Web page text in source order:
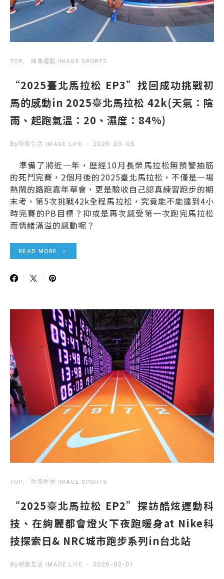
TOP 映像運動 IMAGE SPORTS
“2025臺北馬拉松 EP3”找回成功挑戰初
馬的感動in 2025臺北馬拉松 42k(天氣：陰
雨、起跑氣溫：20、濕度：84%)
By 映像生活 IMAGE LIFE 2026-03-05
準備了將近一年，歷經10月長榮馬拉松無預警抽筋
的死鬥完賽，2個月後的2025臺北馬拉松，不僅是一場
熱鬧的路跑嘉年華會，更是驗收自己認真練習跑步的期
末考，第5次挑戰42k全程馬拉松，究竟能不能達到4小
時完賽的PB目標？抑或是再次感受第一次跑完馬拉松
而情緒滿溢的感動呢？
READ MORE
TOP 映像運動 IMAGE SPORTS
“2025臺北馬拉松 EP2”探訪酷炫運動科
技、在絢麗都會燈火下夜跑暖身at Nike科
技探索日& NRC城市跑步系列in台北站
By 映像生活 IMAGE LIFE 2026-02-01